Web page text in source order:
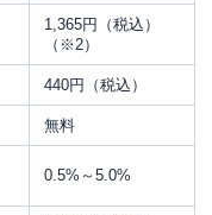
1,365円（税込）
（※2）
440円（税込）
無料
0.5%～5.0%